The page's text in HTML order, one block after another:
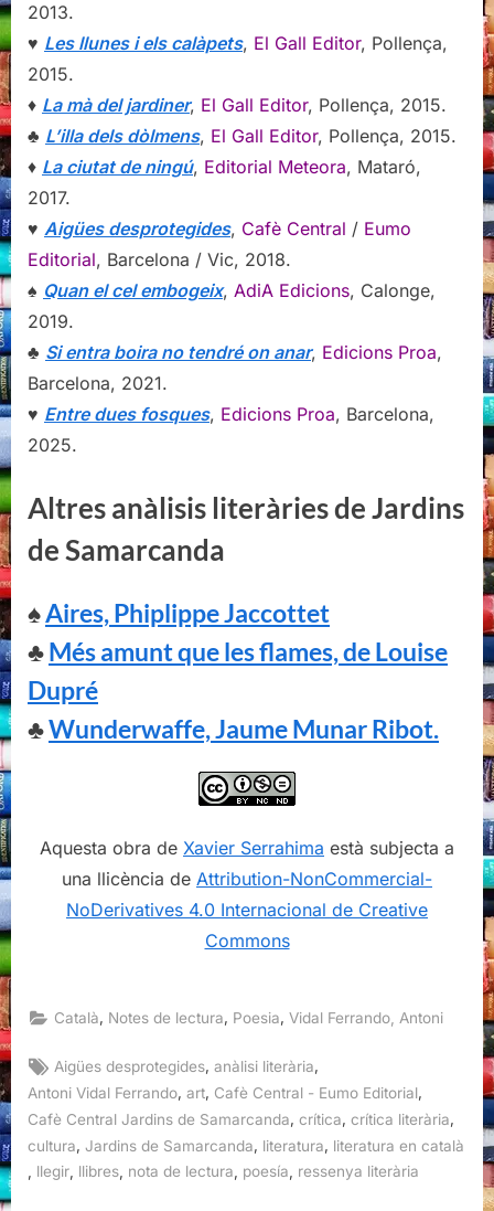
2013.
♥ Les llunes i els calàpets, El Gall Editor, Pollença,
2015.
♦ La mà del jardiner, El Gall Editor, Pollença, 2015.
♣ L’illa dels dòlmens, El Gall Editor, Pollença, 2015.
♦ La ciutat de ningú, Editorial Meteora, Mataró,
2017.
♥ Aigües desprotegides, Cafè Central / Eumo
Editorial, Barcelona / Vic, 2018.
♠ Quan el cel embogeix, AdiA Edicions, Calonge,
2019.
♣ Si entra boira no tendré on anar, Edicions Proa,
Barcelona, 2021.
♥ Entre dues fosques, Edicions Proa, Barcelona,
2025.
Altres anàlisis literàries de Jardins
de Samarcanda
♠Aires, Phiplippe Jaccottet
♣Més amunt que les flames, de Louise
Dupré
♣Wunderwaffe, Jaume Munar Ribot.
Aquesta obra de Xavier Serrahima està subjecta a
una llicència de Attribution-NonCommercial-
NoDerivatives 4.0 Internacional de Creative
Commons
Català, Notes de lectura, Poesia,Vidal Ferrando, Antoni
Tags:
Aigües desprotegides,anàlisi literària,
Antoni Vidal Ferrando art Cafè Central - Eumo Editorial
Cafè Central Jardins de Samarcanda crítica crítica literària
cultura Jardins de Samarcanda literatura
literatura en català
llegir llibres nota de lectura poesía ressenya literària